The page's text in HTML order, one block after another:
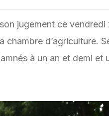
jugement ce vendredi
chambre d’agriculture.
à un an et demi et